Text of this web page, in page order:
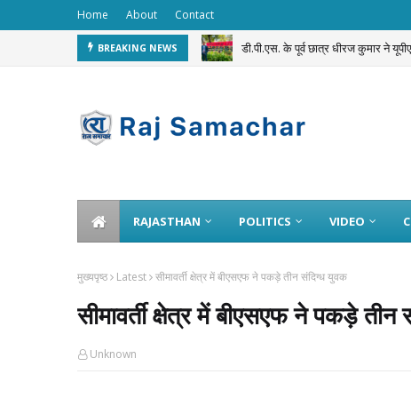
Home About Contact
BREAKING NEWS डी.पी.एस. के पूर्व छात्र धीरज कुमार ने
RAJASTHAN POLITICS VIDEO
मुख्यपृष्ठ Latest सीमावर्ती क्षेत्र में बीएसएफ ने पकड़े तीन संदिग्ध युवक
सीमावर्ती क्षेत्र में बीएसएफ ने पकड़े
Unknown